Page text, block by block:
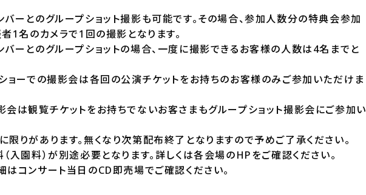
ーとのグループショット撮影も可能です。その場合、参加人数分の特典会参加
1名のカメラで1回の撮影となります。
ーとのグループショットの場合、一度に撮影できるお客様の人数は4名までと
ョーでの撮影会は各回の公演チケットをお持ちのお客様のみご参加いただけま
は観覧チケットをお持ちでないお客さまもグループショット撮影会にご参加い
りがあります。無くなり次第配布終了となりますので予めご了承ください。
入園料）が別途必要となります。詳しくは各会場のHPをご確認ください。
コンサート当日のCD即売場でご確認ください。